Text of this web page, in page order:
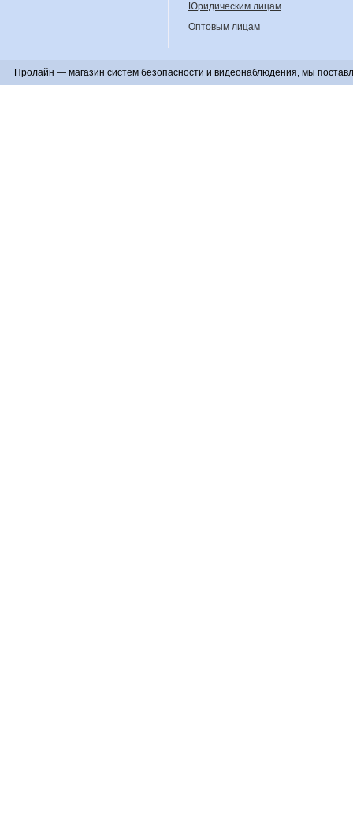
Юридическим лицам
Оптовым лицам
Пролайн — магазин систем безопасности и видеонаблюдения, мы